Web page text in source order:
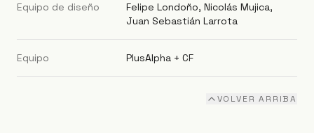
Equipo de diseño
Felipe Londoño, Nicolás Mujica,
Juan Sebastián Larrota
Equipo PlusAlpha + CF
VOLVER ARRIBA